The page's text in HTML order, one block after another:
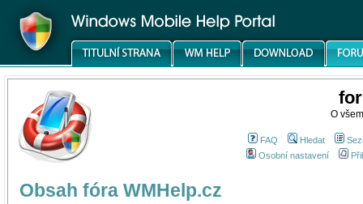
O
FAQ Hledat
Osobní nastavení
Obsah fóra WMHelp.cz